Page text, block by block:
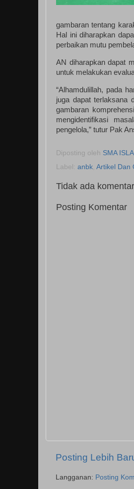
gambaran tentang
Hal ini diharapkan
perbaikan mutu
AN diharapkan dapat
untuk melakukan
“Alhamdulillah, pada
juga dapat terlaksana
gambaran
mengidentifikasi
pengelola,” tutur Pak
Diposting oleh SMA
Label: anbk Artikel Dan
Tidak ada
Posting Komentar
Posting Lebih
Langganan: Posting